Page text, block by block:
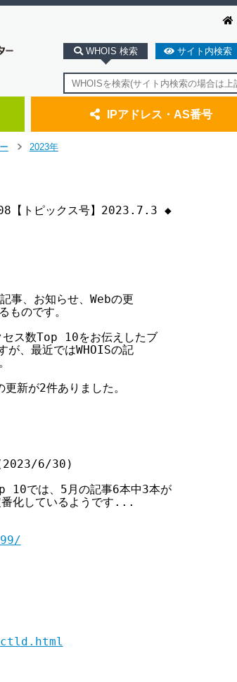
WHOIS 検索 サイト内検索
IPアドレス・AS番号
2023年
トピックス号】2023.7.3 ◆
事、お知らせ、Webの更
ものです。
ス数Top 10をお伝えしたブ
が、最近ではWHOISの記
新が2件ありました。
(2023/6/30)
では、5月の記事6本中3本が
化しているようです...